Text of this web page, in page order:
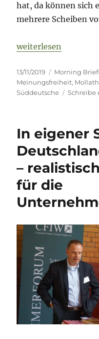
hat, da können sich
mehrere Scheiben
„Morning Briefing
weiterlesen
Veröffentlicht
am
13/11/2019 Kategorien
Morning
Meinungsfreiheit, Mollath
Süddeutsche
Schreibe
In eigener
–
für die